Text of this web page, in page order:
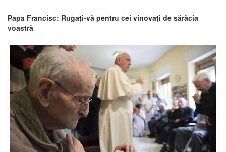
Papa Francisc: Rugaţi-vă pentru cei vinovaţi de sărăcia
voastră